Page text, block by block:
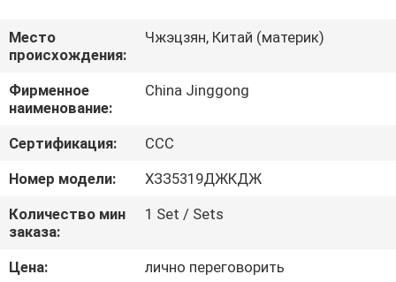
ПУТЕШЕСТВИЕ
ФАБРИКИ
ПРОВЕРКА
КАЧЕСТВА
СВЯЖИТЕСЬ
МЫ
Место
происхождения:
Чжэцзян, Китай (материк)
Фирменное
наименование:
China Jinggong
Сертификация:
CCC
Номер модели:
ХЗЗ5319ДЖКДЖ
Количество мин
заказа:
1 Set / Sets
Цена:
лично переговорить